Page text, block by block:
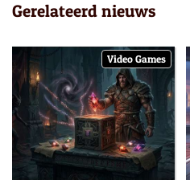
Gerelateerd nieuws
Video Games